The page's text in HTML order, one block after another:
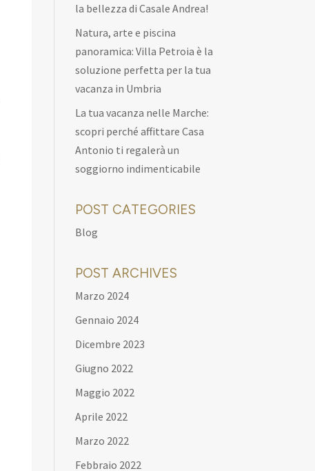
la bellezza di Casale Andrea!
Natura, arte e piscina
panoramica: Villa Petroia è la
soluzione perfetta per la tua
vacanza in Umbria
La tua vacanza nelle Marche:
scopri perché affittare Casa
Antonio ti regalerà un
soggiorno indimenticabile
POST CATEGORIES
Blog
POST ARCHIVES
Marzo 2024
Gennaio 2024
Dicembre 2023
Giugno 2022
Maggio 2022
Aprile 2022
Marzo 2022
Febbraio 2022